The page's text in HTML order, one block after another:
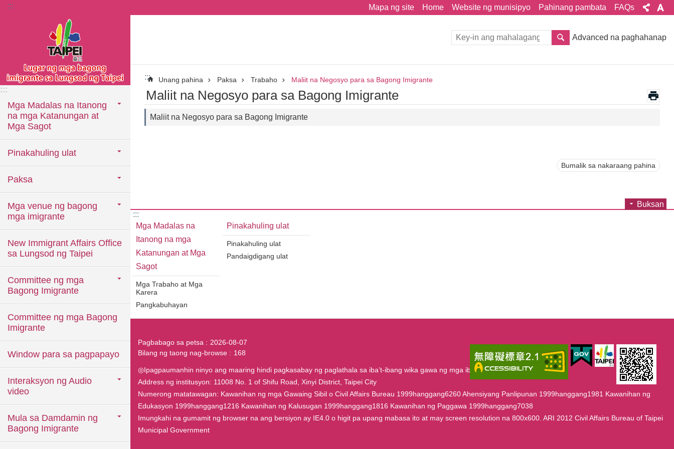
Lumaktaw sa pangunahing bloke ng nilalaman
::: Mapa ng site Home Website ng munisipyo Pahinang pambata FAQs
:::
Mga Madalas na Itanong
na mga Katanungan at
Mga Sagot
Pinakahuling ulat
Paksa
Mga venue ng bagong
mga imigrante
New Immigrant Affairs Office
sa Lungsod ng Taipei
Committee ng mga
Bagong Imigrante
Committee ng mga Bagong
Imigrante
Window para sa pagpapayo
Interaksyon ng Audio
video
Mula sa Damdamin ng
Bagong Imigrante
Advanced na paghahanap
::: Unang pahina Paksa Trabaho Maliit na Negosyo para sa Bagong Imigrante
Maliit na Negosyo para sa Bagong Imigrante
Maliit na Negosyo para sa Bagong Imigrante
Bumalik sa nakaraang pahina
Buksan
:::
Mga Madalas na
Itanong na mga
Katanungan at Mga
Sagot
Mga Trabaho at Mga
Karera
Pangkabuhayan
Pinakahuling ulat
Pinakahuling ulat
Pandaigdigang ulat
Pagbabago sa petsa
2026-08-07
Bilang ng taong nag-browse
168
◎Ipagpaumanhin ninyo ang maaring hindi pagkasabay ng paglathala sa iba’t-ibang wika gawa ng mga iba pang dahilan sa pagsasalin.
Address ng institusyon: 11008 No. 1 of Shifu Road, Xinyi District, Taipei City
Numerong matatawagan: Kawanihan ng mga Gawaing Sibil o Civil Affairs Bureau 1999hanggang6260 Ahensiyang Panlipunan 1999hanggang1981 Kawanihan ng
Edukasyon 1999hanggang1216 Kawanihan ng Kalusugan 1999hanggang1816 Kawanihan ng Paggawa 1999hanggang7038
Imungkahi na gumamit ng browser na ang bersiyon ay IE4.0 o higit pa upang mabasa ito at may screen resolution na 800x600. ARI 2012 Civil Affairs Bureau of Taipei
Municipal Government